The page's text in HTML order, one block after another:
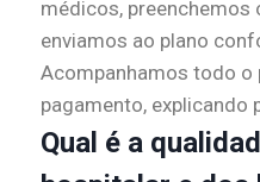
médicos,
enviamos ao plano
Acompanhamos todo o
pagamento, explicando
Qual é a